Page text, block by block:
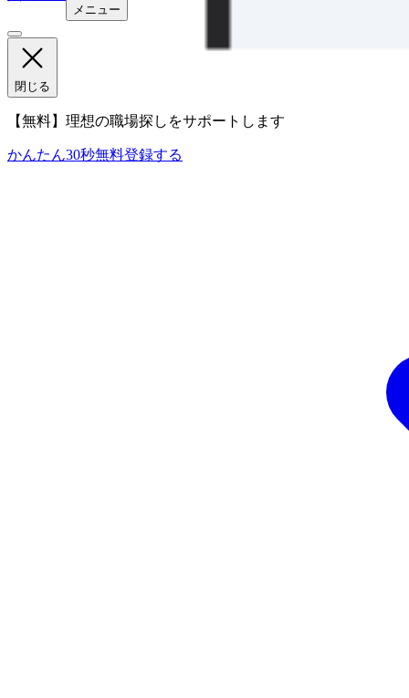
メニュー
閉じる
【無料】理想の職場探しをサポートします
かんたん30秒無料登録する